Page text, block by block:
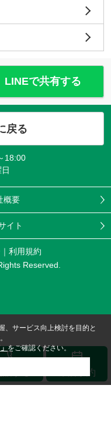
LINEで共有する
戻る
18:00
概要
イト
利用規約
Reserved.
来店予約
、サービス向上検討を目的と
をご確認ください。